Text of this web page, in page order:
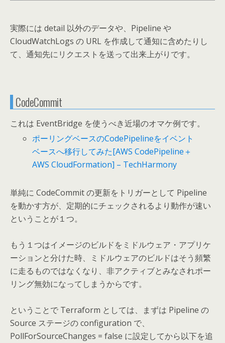
実際には detail 以外のデータや、Pipeline や
CloudWatchLogs の URL を作成して通知に含めたりし
て、通知先にリクエストを送って出来上がりです。
CodeCommit
これは EventBridge を使うべき近場のオマケ例です。
ポーリングベースのCodePipelineをイベント
ベースへ移行してみた[AWS CodePipeline＋
AWS CloudFormation] – TechHarmony
単純に CodeCommit の更新をトリガーとして Pipeline
を動かす方が、定期的にチェックされるより動作が速い
ということが１つ。
もう１つはイメージのビルドをミドルウェア・アプリケ
ーションと分けた時、ミドルウェアのビルドはそう頻繁
に走るものではなくなり、非アクティブとみなされポー
リング無効になってしまうからです。
ということで Terraform としては、まずは Pipeline の
Source ステージの configuration で、
PollForSourceChanges = false に設定してから以下を追